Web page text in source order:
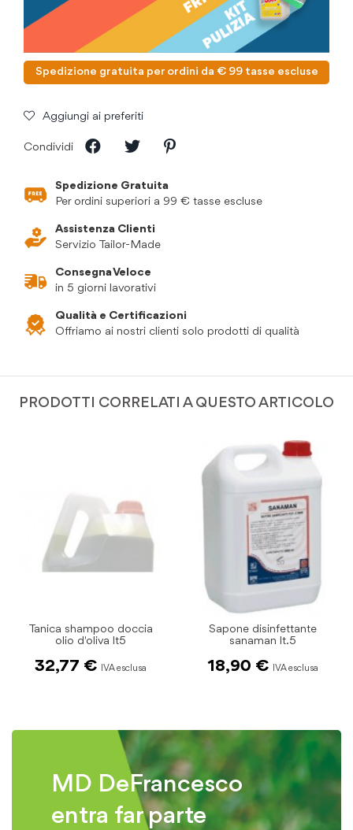
Spedizione gratuita per ordini da € 99 tasse escluse
Aggiungi ai preferiti
Condividi
Spedizione Gratuita
Per ordini superiori a 99 € tasse escluse
Assistenza Clienti
Servizio Tailor-Made
Consegna Veloce
in 5 giorni lavorativi
Qualità e Certificazioni
Offriamo ai nostri clienti solo prodotti di qualità
PRODOTTI CORRELATI A QUESTO ARTICOLO
Tanica shampoo doccia
olio d'oliva lt5
32,77 €
Sapone disinfettante
sanaman lt.5
18,90 €
MD DeFrancesco
entra far parte